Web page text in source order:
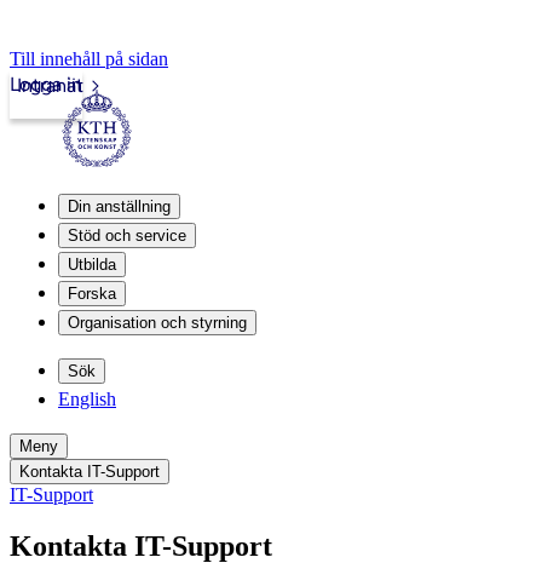
Till innehåll på sidan
Intranät
Logga in
Din anställning
Stöd och service
Utbilda
Forska
Organisation och styrning
Sök
English
Meny
Kontakta IT-Support
IT-Support
Kontakta IT-Support